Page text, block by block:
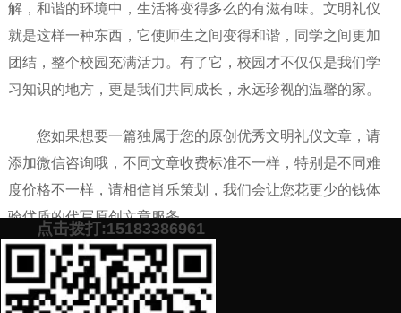
解，和谐的环境中，生活将变得多么的有滋有味。文明礼仪
就是这样一种东西，它使师生之间变得和谐，同学之间更加
团结，整个校园充满活力。有了它，校园才不仅仅是我们学
习知识的地方，更是我们共同成长，永远珍视的温馨的家。
您如果想要一篇独属于您的原创优秀文明礼仪文章，请
添加微信咨询哦，不同文章收费标准不一样，特别是不同难
度价格不一样，请相信肖乐策划，我们会让您花更少的钱体
验优质的代写原创文章服务。
预约营销老师 添加微信号：scyxch
案！
点击拨打:15183386961